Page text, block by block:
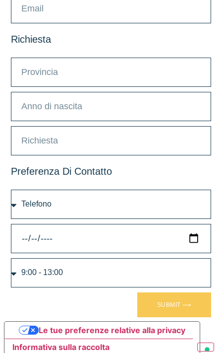
Richiesta
Preferenza Di Contatto
SUBMIT ⟶
Informativa sulla raccolta
Le tue preferenze relative alla privacy